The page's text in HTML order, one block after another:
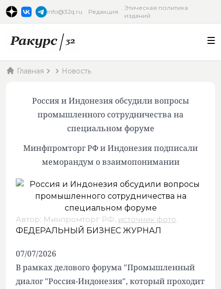
info@32q.ru Редакция
Этическая политика
изданий
Главная Новость
Россия и Индонезия обсудили вопросы
промышленного сотрудничества на
специальном форуме
Минфпромторг РФ и Индонезия подписали
меморандум о взаимопонимании
Автор: Минпромторг РФ, источник фото.
ФЕДЕРАЛЬНЫЙ БИЗНЕС ЖУРНАЛ
07/07/2026
В рамках делового форума "Промышленный
диалог "Россия-Индонезия", который проходит